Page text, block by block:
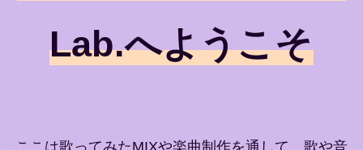
Lab.へようこそ
ここは歌ってみたMIXや楽曲制作を通して、歌や音